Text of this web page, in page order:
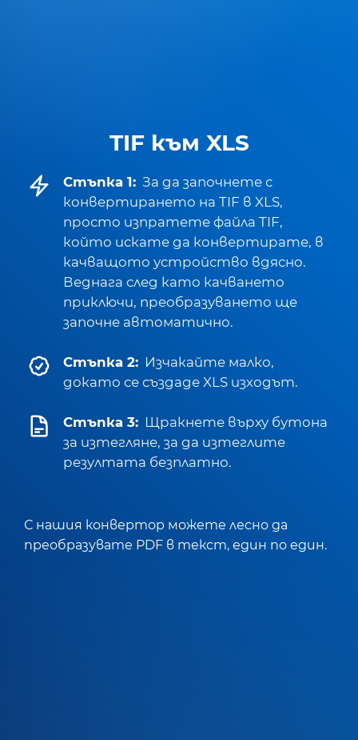
TIF към XLS
Стъпка 1: За да започнете с
конвертирането на TIF в XLS,
просто изпратете файла TIF,
който искате да конвертирате, в
качващото устройство вдясно.
Веднага след като качването
приключи, преобразуването ще
започне автоматично.
Стъпка 2: Изчакайте малко,
докато се създаде XLS изходът.
Стъпка 3: Щракнете върху бутона
за изтегляне, за да изтеглите
резултата безплатно.
С нашия конвертор можете лесно да
преобразувате PDF в текст, един по един.